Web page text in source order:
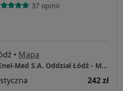
37 opinii
• Mapa
Centrum Medyczne Enel-Med S.A. Oddział Łódź - Manufaktura
242 zł